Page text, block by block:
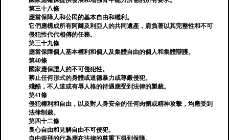
第三十八條
應當保障人和公民的基本自由和權利。
它們應構成所有阿爾及利亞人的共同遺產，肩負著以其完整性和不可
侵犯性代代相傳的任務。
第三十九條
應當保障個人基本權利和個人及集體自由的個人和集體辯護。
第40條
國家應保證人的不可侵犯性。
禁止任何形式的身體或道德暴力或尊嚴侵犯。
殘酷，不人道或有辱人格的待遇應受到法律的製裁。
第41條
侵犯權利和自由，以及對人身安全的任何肉體或精神攻擊，均應受到
法律制裁。
第四十二條
良心自由和見解自由不可侵犯。
自由崇拜的行為應在法律的尊重下得到保障。